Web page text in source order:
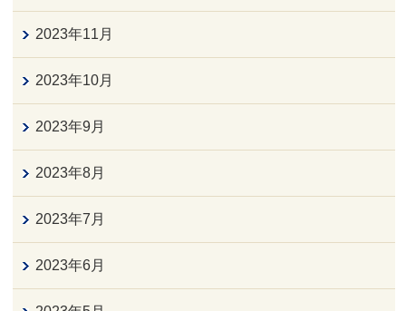
2023年11月
2023年10月
2023年9月
2023年8月
2023年7月
2023年6月